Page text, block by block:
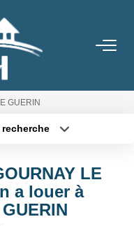
GUERIN
min
LE
a louer à